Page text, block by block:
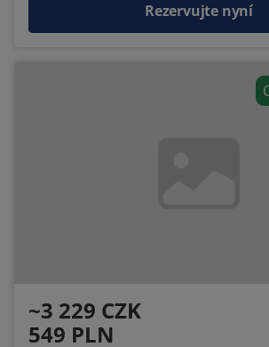
Rezervujte nyní
~3 229 CZK
549 PLN